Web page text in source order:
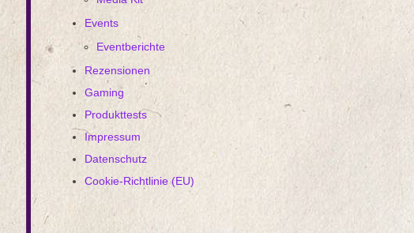
Events
Eventberichte
Rezensionen
Gaming
Produkttests
Impressum
Datenschutz
Cookie-Richtlinie (EU)